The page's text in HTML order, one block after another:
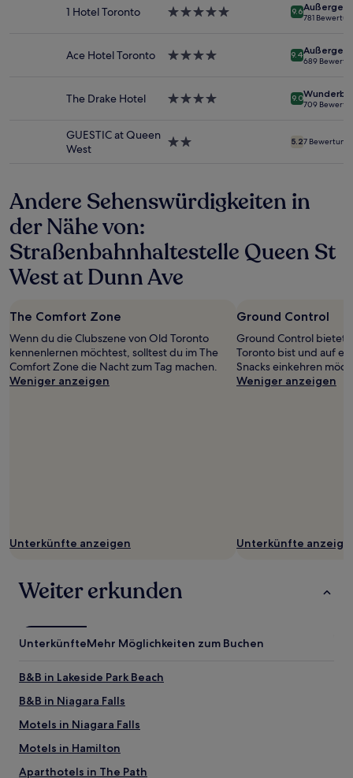
zusätzliche
Bedingungen
1 Hotel Toronto
5.0-
9.6
781
Ace Hotel Toronto
4.0-
9.4
689
The Drake Hotel
4.0-
9.0
709
GUESTIC at Queen
West
2.0-
5.27
Andere Sehenswürdigkeiten in
der Nähe von:
Straßenbahnhaltestelle Queen St
West at Dunn Ave
The Comfort Zone
Wenn du die Clubszene von Old Toronto
kennenlernen möchtest, solltest du im The
Comfort Zone die Nacht zum Tag machen.
Weniger anzeigen
Unterkünfte anzeigen
Ground Control
Ground Control bietet
Toronto bist und auf
Snacks einkehren
Weniger anzeigen
Unterkünfte
Weiter erkunden
UnterkünfteMehr Möglichkeiten zum Buchen
B&B in Lakeside Park Beach
B&B in Niagara Falls
Motels in Niagara Falls
Motels in Hamilton
Aparthotels in The Path